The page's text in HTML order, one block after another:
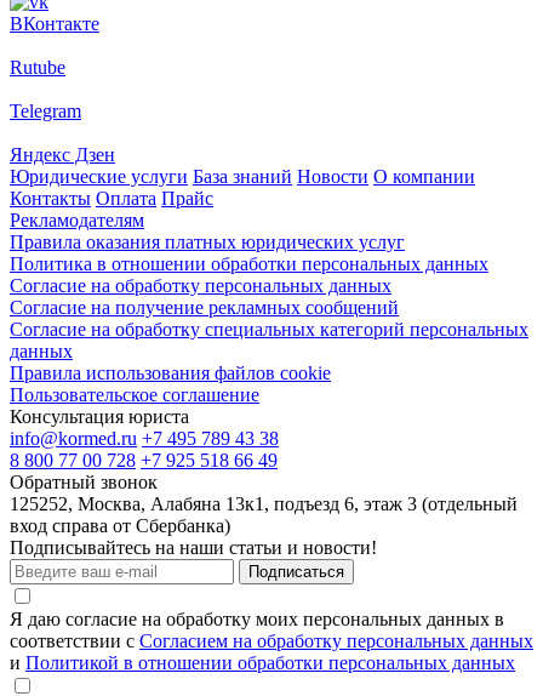
ВКонтакте
Rutube
Telegram
Яндекс Дзен
Юридические услуги База знаний Новости О компании
Контакты Оплата Прайс
Рекламодателям
Правила оказания платных юридических услуг
Политика в отношении обработки персональных данных
Согласие на обработку персональных данных
Согласие на получение рекламных сообщений
Согласие на обработку специальных категорий персональных
данных
Правила использования файлов cookie
Пользовательское соглашение
Консультация юриста
info@kormed.ru +7 495 789 43 38
8 800 77 00 728 +7 925 518 66 49
Обратный звонок
125252, Москва, Алабяна 13к1, подъезд 6, этаж 3 (отдельный
вход справа от Сбербанка)
Подписывайтесь на наши статьи и новости!
Подписаться
Я даю согласие на обработку моих персональных данных в
соответствии с Согласием на обработку персональных данных
и Политикой в отношении обработки персональных данных